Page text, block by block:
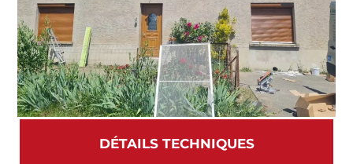
DÉTAILS TECHNIQUES